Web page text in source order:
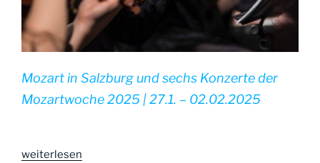
Mozart in Salzburg und sechs Konzerte der
Mozartwoche 2025 | 27.1. – 02.02.2025
„|
weiterlesen